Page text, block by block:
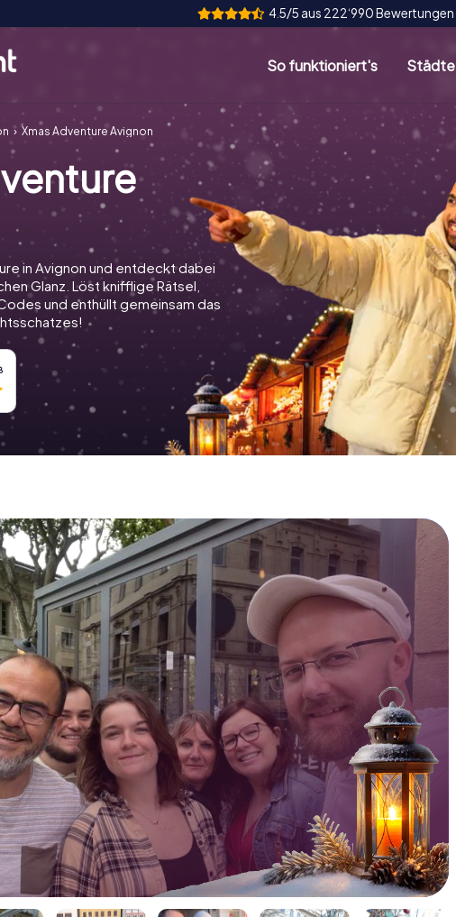
4.5/5 aus 222‘990 Bewertungen
So funktioniert's Städte
Xmas Adventure Avignon
in Avignon und entdeckt dabei
Glanz. Löst knifflige Rätsel,
und enthüllt gemeinsam das